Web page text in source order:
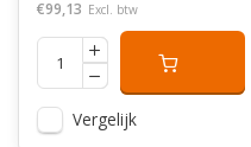
€99,13 Excl. btw
Vergelijk